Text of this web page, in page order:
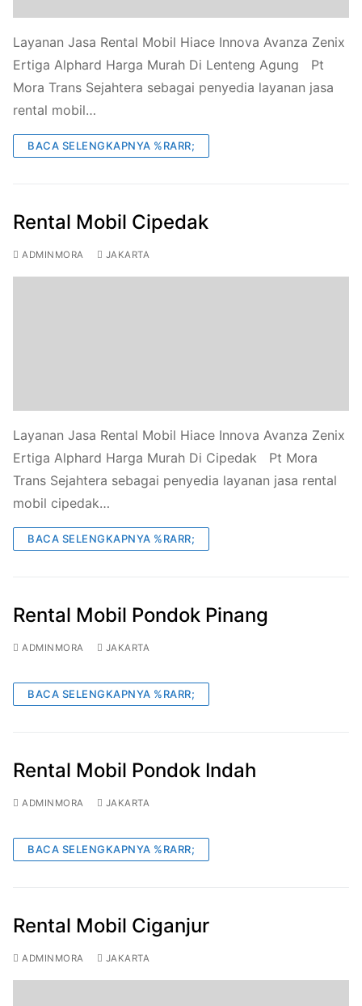
Layanan Jasa Rental Mobil Hiace Innova Avanza Zenix
Ertiga Alphard Harga Murah Di Lenteng Agung Pt
Mora Trans Sejahtera sebagai penyedia layanan jasa
rental mobil…
BACA SELENGKAPNYA %RARR;
Rental Mobil Cipedak
ADMINMORA JAKARTA
Layanan Jasa Rental Mobil Hiace Innova Avanza Zenix
Ertiga Alphard Harga Murah Di Cipedak Pt Mora
Trans Sejahtera sebagai penyedia layanan jasa rental
mobil cipedak…
BACA SELENGKAPNYA %RARR;
Rental Mobil Pondok Pinang
ADMINMORA JAKARTA
BACA SELENGKAPNYA %RARR;
Rental Mobil Pondok Indah
ADMINMORA JAKARTA
BACA SELENGKAPNYA %RARR;
Rental Mobil Ciganjur
ADMINMORA JAKARTA